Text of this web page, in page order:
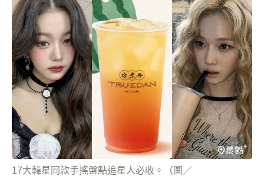
17大韓星同款手搖盤點追星人必收。（圖／